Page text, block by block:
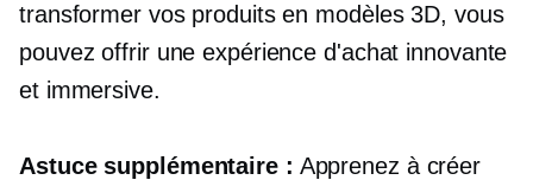
transformer vos produits en modèles 3D, vous
pouvez offrir une expérience d'achat innovante
et immersive.
Astuce supplémentaire : Apprenez à créer